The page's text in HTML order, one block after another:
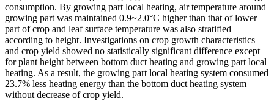
consumption. By growing part local heating, air temperature around
growing part was maintained 0.9~2.0°C higher than that of lower
part of crop and leaf surface temperature was also stratified
according to height. Investigations on crop growth characteristics
and crop yield showed no statistically significant difference except
for plant height between bottom duct heating and growing part local
heating. As a result, the growing part local heating system consumed
23.7% less heating energy than the bottom duct heating system
without decrease of crop yield.